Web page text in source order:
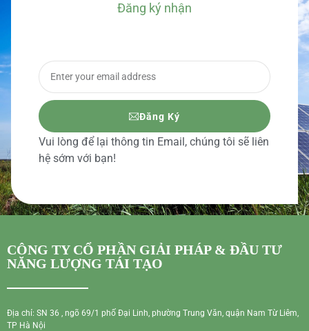
Đăng ký nhận
Đăng Ký
Vui lòng để lại thông tin Email, chúng tôi sẽ liên
hệ sớm với bạn!
CÔNG TY CỔ PHẦN GIẢI PHÁP & ĐẦU TƯ
NĂNG LƯỢNG TÁI TẠO
Địa chỉ: SN 36 , ngõ 69/1 phố Đại Linh, phường Trung Văn, quận Nam Từ Liêm,
TP Hà Nội